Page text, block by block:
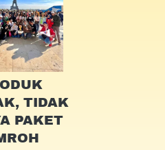
TIDAK
PAKET